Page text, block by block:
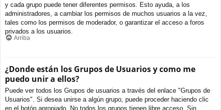
y cada grupo puede tener diferentes permisos. Esto ayuda, a los
administradores, a cambiar los permisos de muchos usuarios a la vez,
tales como los permisos de moderador, o garantizar el acceso a foros
privados a los usuarios.
Arriba
¿Donde están los Grupos de Usuarios y como me
puedo unir a ellos?
Puede ver todos los Grupos de usuarios a través del enlace "Grupos de
Usuarios". Si desea unirse a algún grupo, puede proceder haciendo clic
en el botón apropiado. No todos los grupos tienen libre acceso. Sin